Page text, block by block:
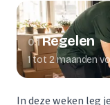
01Regelen
1 tot 2 maanden
In deze weken leg